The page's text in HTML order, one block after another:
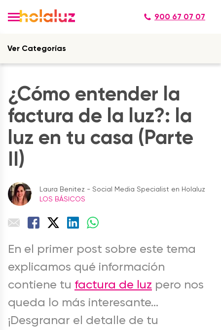
900 67 07 07
Ver Categorías
¿Cómo entender la
factura de la luz?: la
luz en tu casa (Parte
II)
Laura Benitez - Social Media Specialist en Holaluz
LOS BÁSICOS
En el primer post sobre este tema
explicamos qué información
contiene tu factura de luz pero nos
queda lo más interesante…
¡Desgranar el detalle de tu